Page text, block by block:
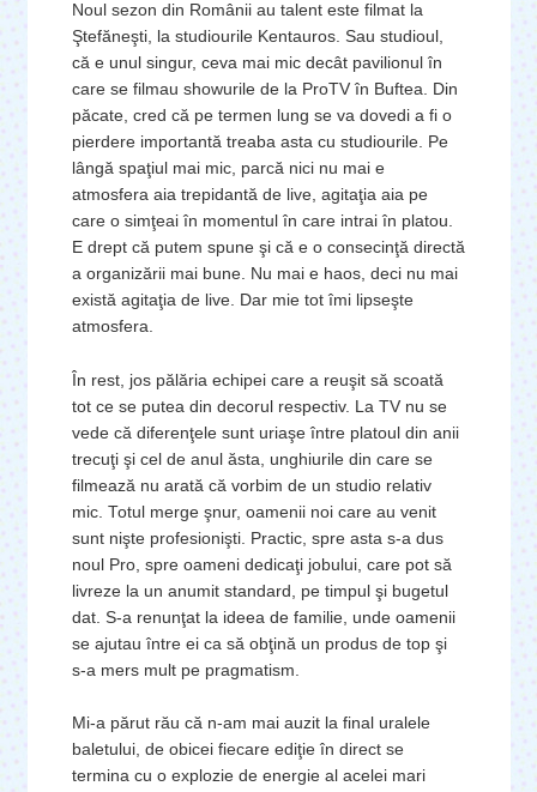
Noul sezon din Românii au talent este filmat la
Ştefăneşti, la studiourile Kentauros. Sau studioul,
că e unul singur, ceva mai mic decât pavilionul în
care se filmau showurile de la ProTV în Buftea. Din
păcate, cred că pe termen lung se va dovedi a fi o
pierdere importantă treaba asta cu studiourile. Pe
lângă spaţiul mai mic, parcă nici nu mai e
atmosfera aia trepidantă de live, agitaţia aia pe
care o simţeai în momentul în care intrai în platou.
E drept că putem spune şi că e o consecinţă directă
a organizării mai bune. Nu mai e haos, deci nu mai
există agitaţia de live. Dar mie tot îmi lipseşte
atmosfera.
În rest, jos pălăria echipei care a reuşit să scoată
tot ce se putea din decorul respectiv. La TV nu se
vede că diferenţele sunt uriaşe între platoul din anii
trecuţi şi cel de anul ăsta, unghiurile din care se
filmează nu arată că vorbim de un studio relativ
mic. Totul merge şnur, oamenii noi care au venit
sunt nişte profesionişti. Practic, spre asta s-a dus
noul Pro, spre oameni dedicaţi jobului, care pot să
livreze la un anumit standard, pe timpul şi bugetul
dat. S-a renunţat la ideea de familie, unde oamenii
se ajutau între ei ca să obţină un produs de top şi
s-a mers mult pe pragmatism.
Mi-a părut rău că n-am mai auzit la final uralele
baletului, de obicei fiecare ediţie în direct se
termina cu o explozie de energie al acelei mari